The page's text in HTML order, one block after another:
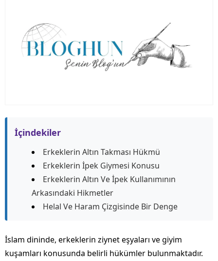
İçindekiler
Erkeklerin Altın Takması Hükmü
Erkeklerin İpek Giymesi Konusu
Erkeklerin Altın Ve İpek Kullanımının
Arkasındaki Hikmetler
Helal Ve Haram Çizgisinde Bir Denge
İslam dininde, erkeklerin ziynet eşyaları ve giyim
kuşamları konusunda belirli hükümler bulunmaktadır.